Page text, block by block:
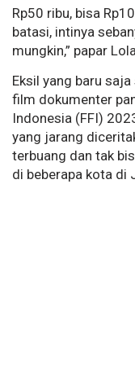
Rp50 ribu, bisa
batasi, intinya
mungkin,” papar
Eksil yang baru
film dokumenter
Indonesia (FFI)
yang jarang
terbuang dan tak
di beberapa kota di